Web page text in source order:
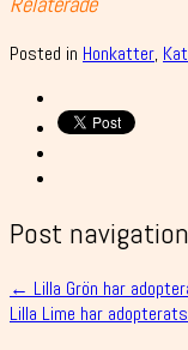
Posted in Honkatter,
Post navigation
← Lilla Grön har
Lilla Lime har adopterats